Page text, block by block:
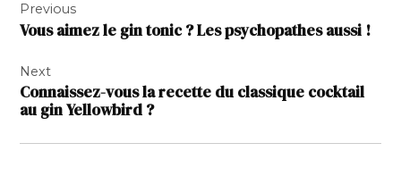
de
l’article
Previous
Vous aimez le gin tonic ? Les psychopathes aussi !
Next
Connaissez-vous la recette du classique cocktail
au gin Yellowbird ?